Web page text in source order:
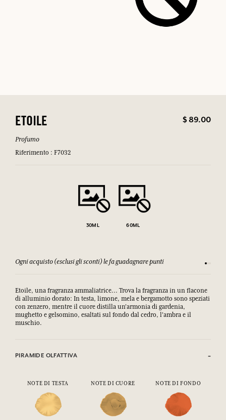
ETOILE $ 89.00
Profumo
Riferimento : F7032
30ML 60ML
Ogni acquisto (esclusi gli sconti) le fa guadagnare punti
Etoile, una fragranza ammaliatrice... Trova la fragranza in un flacone
di alluminio dorato: In testa, limone, mela e bergamotto sono speziati
con zenzero, mentre il cuore distilla un'armonia di gardenia,
mughetto e gelsomino, esaltati sul fondo dal cedro, l'ambra e il
muschio.
PIRAMIDE OLFATTIVA
NOTE DI TESTA NOTE DI CUORE NOTE DI FONDO